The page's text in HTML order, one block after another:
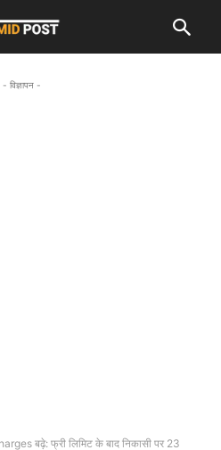
- विज्ञापन -
बढ़े: फ्री लिमिट के बाद निकासी पर 23